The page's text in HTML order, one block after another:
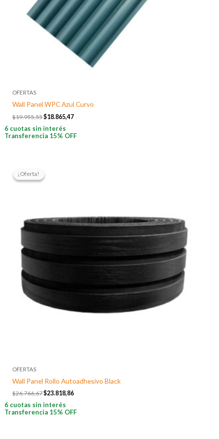
OFERTAS
Wall Panel WPC Azul Curvo
$19.955,55$18.865,47
6 cuotas sin interés
Transferencia 15% OFF
¡Oferta!
¡Oferta!
OFERTAS
Wall Panel Rollo Autoadhesivo Black
$26.766,67
original
$23.818,86
6 cuotas sin interés
Transferencia 15% OFF